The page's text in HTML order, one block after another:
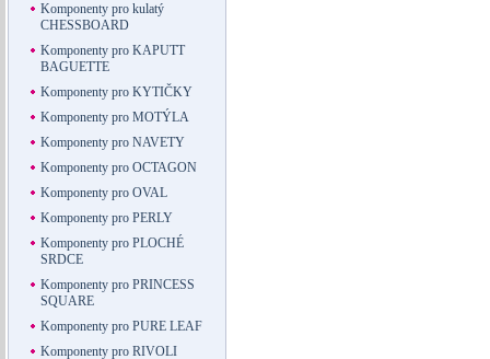
Komponenty pro kulatý
CHESSBOARD
Komponenty pro KAPUTT
BAGUETTE
Komponenty pro KYTIČKY
Komponenty pro MOTÝLA
Komponenty pro NAVETY
Komponenty pro OCTAGON
Komponenty pro OVAL
Komponenty pro PERLY
Komponenty pro PLOCHÉ
SRDCE
Komponenty pro PRINCESS
SQUARE
Komponenty pro PURE LEAF
Komponenty pro RIVOLI